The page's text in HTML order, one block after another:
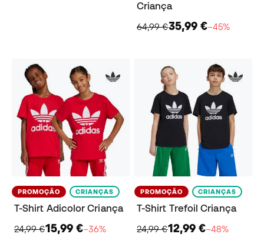
Criança
64,99 €35,99 €−45%
PROMOÇÃO CRIANÇAS
T-Shirt Adicolor Criança
24,99 €15,99 €−36%
PROMOÇÃO CRIANÇAS
T-Shirt Trefoil Criança
24,99 €12,99 €−48%